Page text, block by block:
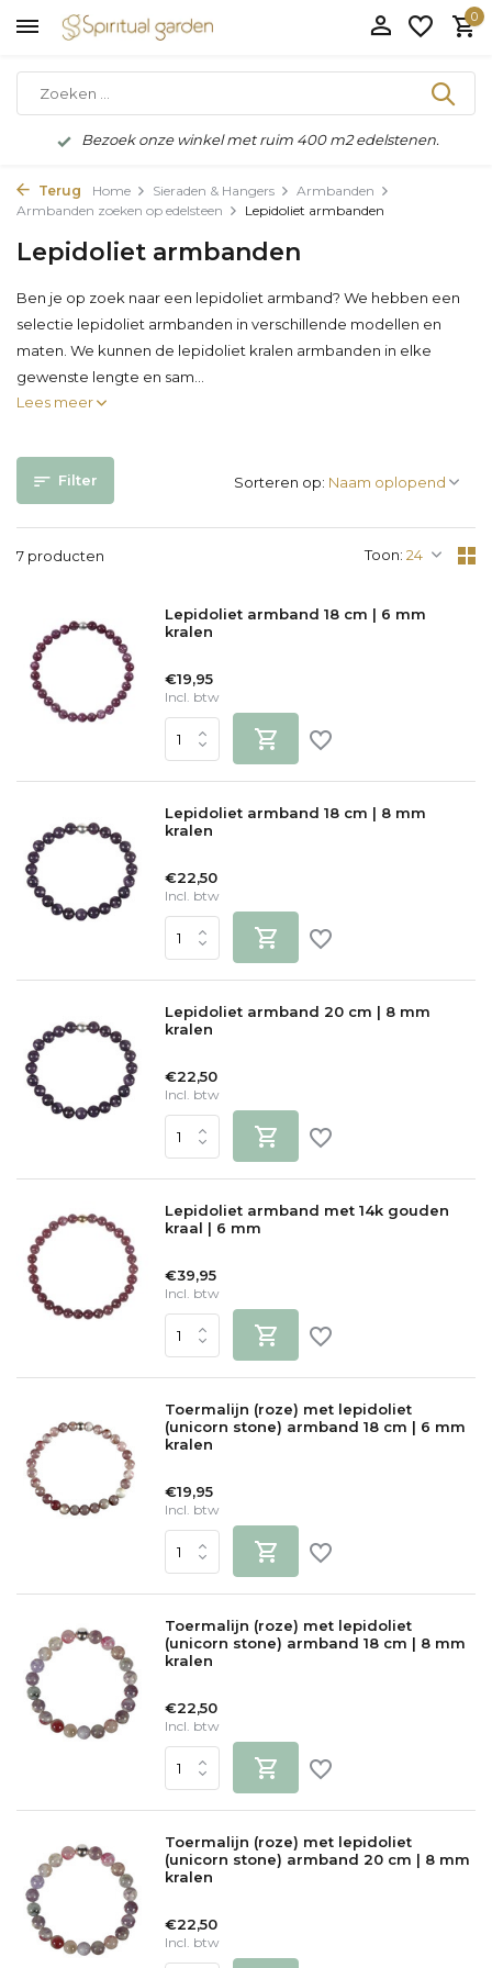
0
Bezoek onze winkel met ruim 400 m2 edelstenen.
Terug Home Sieraden & Hangers
Armbanden
Armbanden zoeken op edelsteen
Lepidoliet armbanden
Lepidoliet armbanden
Ben je op zoek naar een lepidoliet armband? We hebben een
selectie lepidoliet armbanden in verschillende modellen en
maten. We kunnen de lepidoliet kralen armbanden in elke
gewenste lengte en sam...
Lees meer
Filter
7 producten Toon:
Sorteren op:
Lepidoliet armband 18 cm | 6 mm
kralen
€19,95
Incl. btw
Lepidoliet armband 18 cm | 8 mm
kralen
€22,50
Incl. btw
Lepidoliet armband 20 cm | 8 mm
kralen
€22,50
Incl. btw
Lepidoliet armband met 14k gouden
kraal | 6 mm
€39,95
Incl. btw
Toermalijn (roze) met lepidoliet
(unicorn stone) armband 18 cm | 6 mm
kralen
€19,95
Incl. btw
Toermalijn (roze) met lepidoliet
(unicorn stone) armband 18 cm | 8 mm
kralen
€22,50
Incl. btw
Toermalijn (roze) met lepidoliet
(unicorn stone) armband 20 cm | 8 mm
kralen
€22,50
Incl. btw